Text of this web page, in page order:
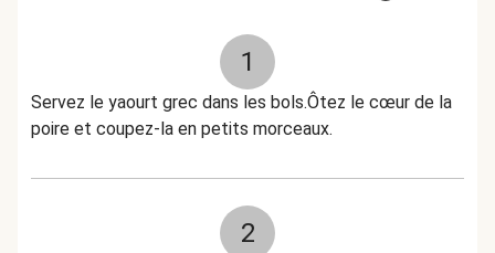
1
Servez le yaourt grec dans les bols.Ôtez le cœur de la
poire et coupez-la en petits morceaux.
2